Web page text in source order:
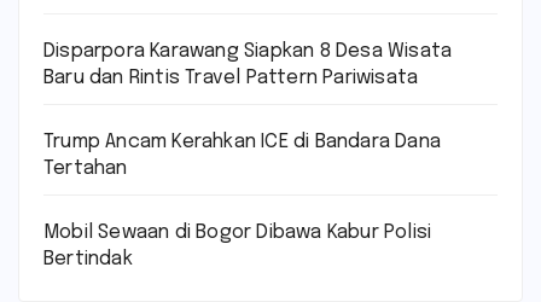
Disparpora Karawang Siapkan 8 Desa Wisata
Baru dan Rintis Travel Pattern Pariwisata
Trump Ancam Kerahkan ICE di Bandara Dana
Tertahan
Mobil Sewaan di Bogor Dibawa Kabur Polisi
Bertindak